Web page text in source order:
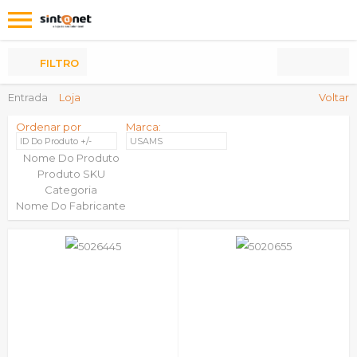
Entrada Loja Voltar
FILTRO
Ordenar por
ID Do Produto +/-
Nome Do Produto
Produto SKU
Categoria
Nome Do Fabricante
Marca:
USAMS